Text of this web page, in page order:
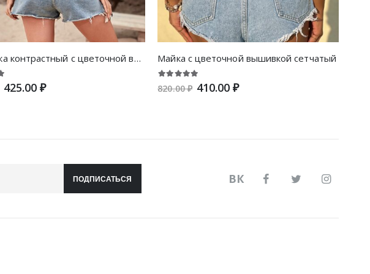
Футболка контрастный с цветочной вышивкой сетчатый с пышным рукавом
425.00 ₽
Майка с цветочной вышивкой сетчатый
820.00 ₽ 410.00 ₽
ПОДПИСАТЬСЯ ВК